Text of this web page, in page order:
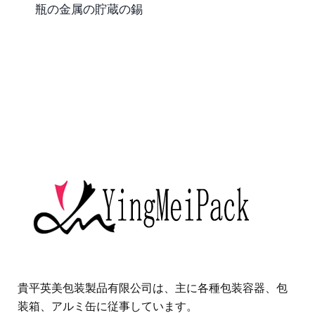
瓶の金属の貯蔵の錫
貴平英美包装製品有限公司は、主に各種包装容器、包
装箱、アルミ缶に従事しています。